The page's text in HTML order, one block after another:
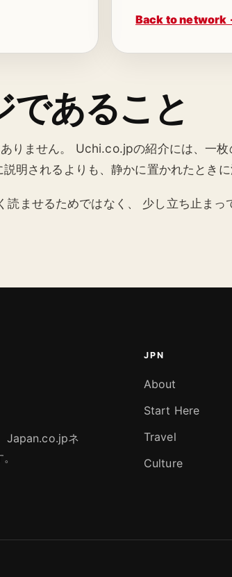
Back to network
あること
りません。 Uchi.co.jpの紹介には、一
明されるよりも、静かに置かれたときに
ませるためではなく、 少し立ち止まっ
Japan.co.jpネ
JPN
About
Start Here
Travel
Culture